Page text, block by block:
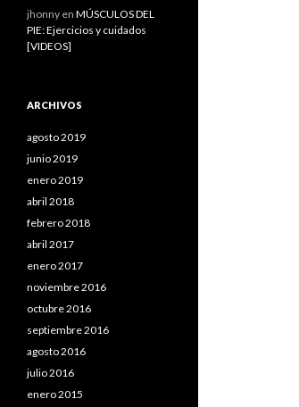
jhonny en MÚSCULOS DEL
PIE: Ejercicios y cuidados
[VIDEOS]
ARCHIVOS
agosto 2019
junio 2019
enero 2019
abril 2018
febrero 2018
abril 2017
enero 2017
noviembre 2016
octubre 2016
septiembre 2016
agosto 2016
julio 2016
enero 2015